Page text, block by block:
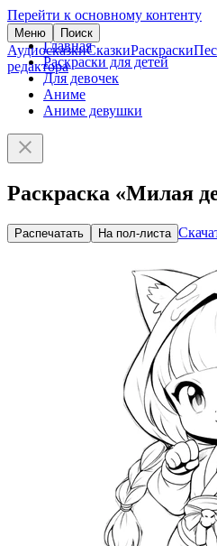
Перейти к основному контенту
Меню Поиск
АудиосказкиСказкиРаскраски
редактора
Главная
Раскраски для детей
Для девочек
Аниме
Аниме девушки
Раскраска «Милая
Распечатать На пол-листа